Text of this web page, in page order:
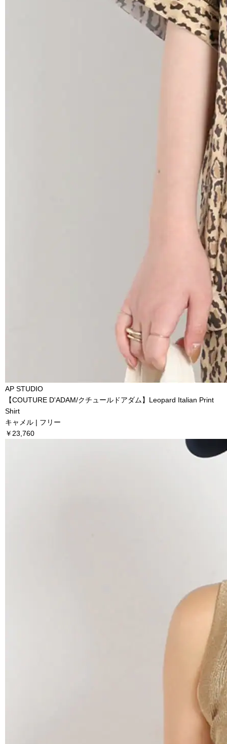
AP STUDIO
【COUTURE D'ADAM/クチュールドアダム】Leopard Italian Print
Shirt
キャメル | フリー
￥23,760